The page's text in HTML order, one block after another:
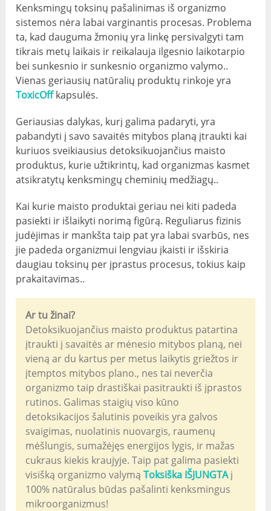
Kenksmingų toksinų pašalinimas iš organizmo
sistemos nėra labai varginantis procesas. Problema
ta, kad dauguma žmonių yra linkę persivalgyti tam
tikrais metų laikais ir reikalauja ilgesnio laikotarpio
bei sunkesnio ir sunkesnio organizmo valymo..
Vienas geriausių natūralių produktų rinkoje yra
ToxicOffkapsulės.
Geriausias dalykas, kurį galima padaryti, yra
pabandyti į savo savaitės mitybos planą įtraukti kai
kuriuos sveikiausius detoksikuojančius maisto
produktus, kurie užtikrintų, kad organizmas kasmet
atsikratytų kenksmingų cheminių medžiagų..
Kai kurie maisto produktai geriau nei kiti padeda
pasiekti ir išlaikyti norimą figūrą. Reguliarus fizinis
judėjimas ir mankšta taip pat yra labai svarbūs, nes
jie padeda organizmui lengviau įkaisti ir išskiria
daugiau toksinų per įprastus procesus, tokius kaip
prakaitavimas..
Ar tu žinai?
Detoksikuojančius maisto produktus patartina
įtraukti į savaitės ar mėnesio mitybos planą, nei
vieną ar du kartus per metus laikytis griežtos ir
įtemptos mitybos plano., nes tai neverčia
organizmo taip drastiškai pasitraukti iš įprastos
rutinos. Galimas staigių viso kūno
detoksikacijos šalutinis poveikis yra galvos
svaigimas, nuolatinis nuovargis, raumenų
mėšlungis, sumažėjęs energijos lygis, ir mažas
cukraus kiekis kraujyje. Taip pat galima pasiekti
visišką organizmo valymąToksiška IŠJUNGTAį
100% natūralus būdas pašalinti kenksmingus
mikroorganizmus!